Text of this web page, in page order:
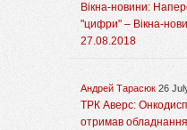
Вікна-новини:
"цифри" – Вікна-
27.08.2018
Андрей Тарасюк 26
ТРК Аверс:
отримав обладнання